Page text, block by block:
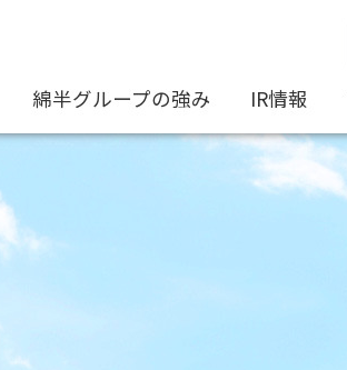
綿半グループの強み IR情報